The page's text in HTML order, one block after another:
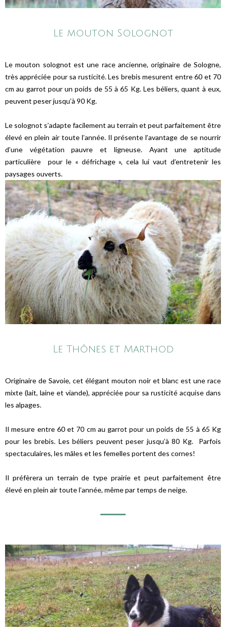
Le mouton Solognot
Le mouton solognot est une race ancienne, originaire de Sologne,
très appréciée pour sa rusticité. Les brebis mesurent entre 60 et 70
cm au garrot pour un poids de 55 à 65 Kg. Les béliers, quant à eux,
peuvent peser jusqu’à 90 Kg.
Le solognot s’adapte facilement au terrain et peut parfaitement être
élevé en plein air toute l’année. Il présente l’avantage de se nourrir
d’une végétation pauvre et ligneuse. Ayant une aptitude
particulière pour le « défrichage », cela lui vaut d’entretenir les
paysages ouverts.
Le Thônes et Marthod
Originaire de Savoie, cet élégant mouton noir et blanc est une race
mixte (lait, laine et viande), appréciée pour sa rusticité acquise dans
les alpages.
Il mesure entre 60 et 70 cm au garrot pour un poids de 55 à 65 Kg
pour les brebis. Les béliers peuvent peser jusqu’à 80 Kg. Parfois
spectaculaires, les mâles et les femelles portent des cornes!
Il préfèrera un terrain de type prairie et peut parfaitement être
élevé en plein air toute l’année, même par temps de neige.